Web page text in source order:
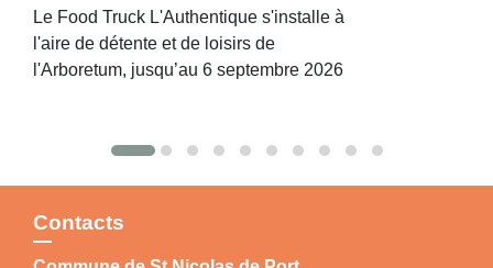
Le Food Truck L'Authentique s'installe à
l'aire de détente et de loisirs de
l'Arboretum, jusqu’au 6 septembre 2026
Contacts